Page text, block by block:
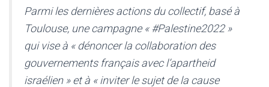
Parmi les dernières actions du collectif, basé à
Toulouse, une campagne « #Palestine2022 »
qui vise à « dénoncer la collaboration des
gouvernements français avec l’apartheid
israélien » et à « inviter le sujet de la cause